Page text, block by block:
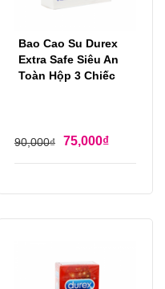
Bao Cao Su Durex
Extra Safe Siêu An
Toàn Hộp 3 Chiếc
90,000₫ 75,000₫